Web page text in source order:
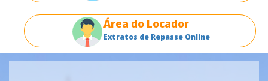
Área do Locador
Extratos de Repasse Online